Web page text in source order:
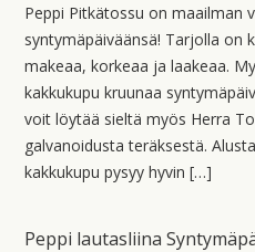
Peppi Pitkätossu on maailman
syntymäpäiväänsä! Tarjolla on
makeaa, korkeaa ja laakeaa.
kakkukupu kruunaa
voit löytää sieltä myös Herra
galvanoidusta teräksestä.
kakkukupu pysyy hyvin […]
Peppi lautasliina